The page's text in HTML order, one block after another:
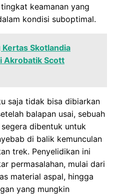
keamanan yang
kondisi suboptimal.
Kertas Skotlandia
Akrobatik Scott
saja tidak bisa dibiarkan
balapan usai, sebuah
dibentuk untuk
di balik kemunculan
trek. Penyelidikan ini
permasalahan, mulai dari
material aspal, hingga
yang mungkin